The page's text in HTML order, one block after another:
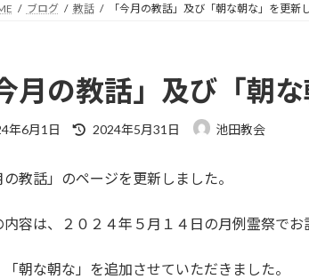
ブログ 教話 「今月の教話」及び「朝な朝な」を更新
月の教話」及び「朝
年6月1日
最
新
:
2024年5月31日 池田教会
の教話」のページを更新しました。
内容は、２０２４年５月１４日の月例霊祭でお
「朝な朝な」を追加させていただきました。